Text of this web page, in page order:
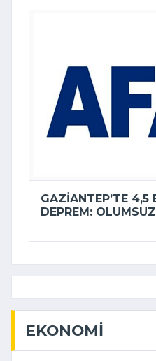
GAZIANTEP’TE 4,5
DEPREM:
EKONOMI